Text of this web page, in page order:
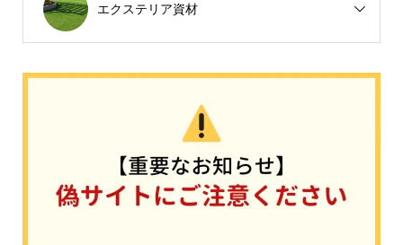
エクステリア資材